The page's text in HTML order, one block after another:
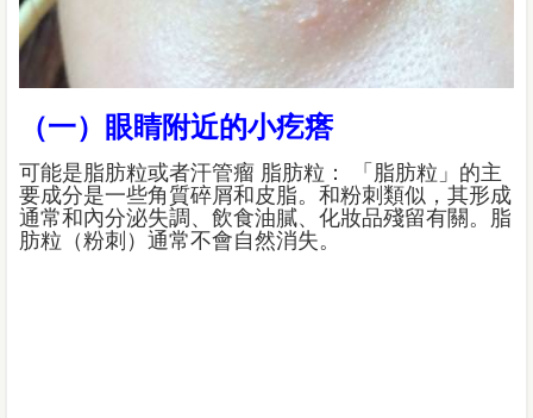
（一）眼睛附近的小疙瘩
可能是脂肪粒或者汗管瘤 脂肪粒： 「脂肪粒」的主
要成分是一些角質碎屑和皮脂。和粉刺類似，其形成
通常和內分泌失調、飲食油膩、化妝品殘留有關。脂
肪粒（粉刺）通常不會自然消失。